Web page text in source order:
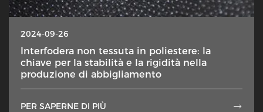
2024-09-26
Interfodera non tessuta in poliestere: la
chiave per la stabilità e la rigidità nella
produzione di abbigliamento
PER SAPERNE DI PIÙ 